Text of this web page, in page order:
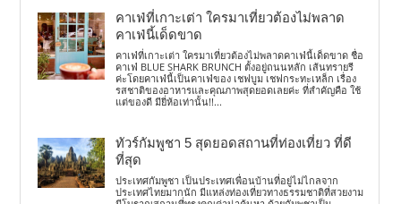
คาเฟ่ที่เกาะเต่า ใครมาเที่ยวต้องไม่พลาด
คาเฟ่นี้เด็ดขาด
คาเฟ่ที่เกาะเต่า ใครมาเที่ยวต้องไม่พลาดคาเฟ่นี้เด็ดขาด ชื่อ
คาเฟ่ BLUE SHARK BRUNCH ตั้งอยู่ถนนหลัก เส้นทรายรี
ค่ะโดยคาเฟ่นี้เป็นคาเฟ่ของ เชฟบูม เชฟกระทะเหล็ก เรื่อง
รสชาติของอาหารและคุณภาพสุดยอดเลยค่ะ ที่สำคัญคือ ใช้
แต่ของดี มียี่ห้อเท่านั้น!!...
ทัวร์กัมพูชา 5 สุดยอดสถานที่ท่องเที่ยว ที่ดี
ที่สุด
ประเทศกัมพูชา เป็นประเทศเพื่อนบ้านที่อยู่ไม่ไกลจาก
ประเทศไทยมากนัก มีแหล่งท่องเที่ยวทางธรรมชาติที่สวยงาม